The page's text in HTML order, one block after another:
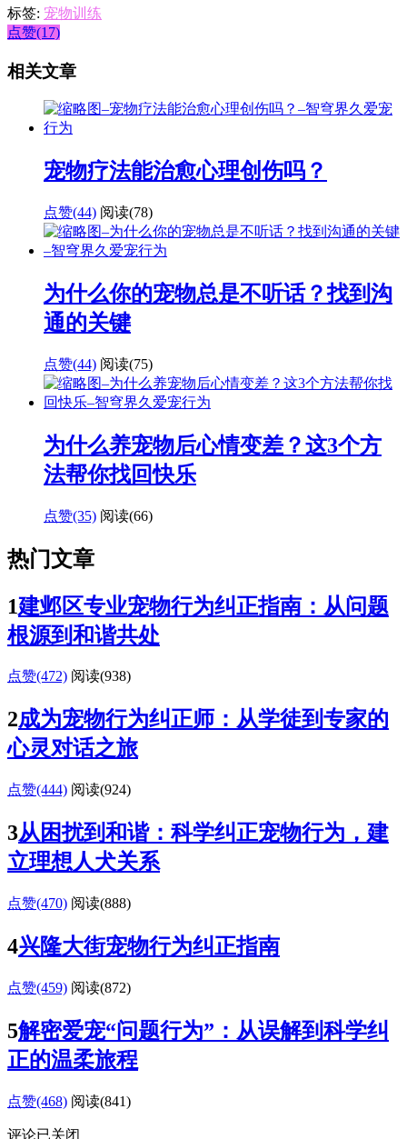
标签: 宠物训练
点赞(17)
相关文章
宠物疗法能治愈心理创伤吗？
点赞(44) 阅读(78)
为什么你的宠物总是不听话？找到沟
通的关键
点赞(44) 阅读(75)
为什么养宠物后心情变差？这3个方
法帮你找回快乐
点赞(35) 阅读(66)
热门文章
1建邺区专业宠物行为纠正指南：从问题
根源到和谐共处
点赞(472) 阅读(938)
2成为宠物行为纠正师：从学徒到专家的
心灵对话之旅
点赞(444) 阅读(924)
3从困扰到和谐：科学纠正宠物行为，建
立理想人犬关系
点赞(470) 阅读(888)
4兴隆大街宠物行为纠正指南
点赞(459) 阅读(872)
5解密爱宠“问题行为”：从误解到科学纠
正的温柔旅程
点赞(468) 阅读(841)
评论已关闭